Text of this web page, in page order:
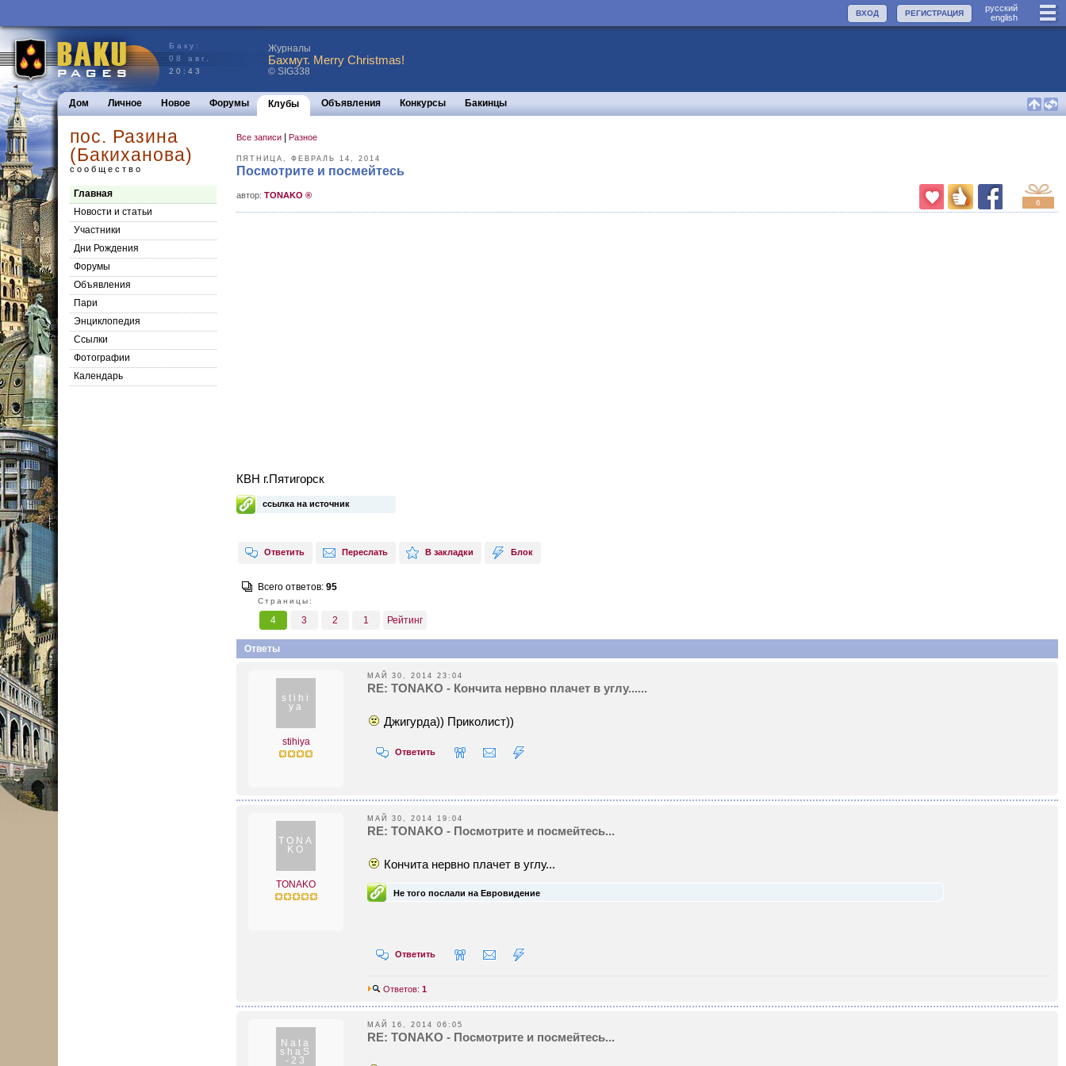
руccкий
english
РЕГИСТРАЦИЯ
ВХОД
Баку:
08 авг.
20:43
Журналы
Бахмут. Merry Christmas!
© SIG338
Дом Личное Новое Форумы Клубы Объявления Конкурсы Бакинцы
пос. Разина
(Бакиханова)
сообщество
Главная
Новости и статьи
Участники
Дни Рождения
Форумы
Объявления
Пари
Энциклопедия
Cсылки
Фотографии
Календарь
Все записи Разное
ПЯТНИЦА, ФЕВРАЛЬ 14, 2014
Посмотрите и посмейтесь
aвтор: TONAKO ®
6
КВН г.Пятигорск
ссылка на источник
Ответить Переслать В закладки Блок
Всего ответов: 95
Страницы:
4 3 2 1 Рейтинг
Ответы
stihi
ya
stihiya
МАЙ 30, 2014 23:04
RE: TONAKO - Кончита нервно плачет в углу......
Джигурда)) Приколист))
Ответить
TONA
KO
TONAKO
МАЙ 30, 2014 19:04
RE: TONAKO - Посмотрите и посмейтесь...
Кончита нервно плачет в углу...
Не того послали на Евровидение
Ответить
Ответов: 1
Nata
shaS
-23
МАЙ 16, 2014 06:05
RE: TONAKO - Посмотрите и посмейтесь...